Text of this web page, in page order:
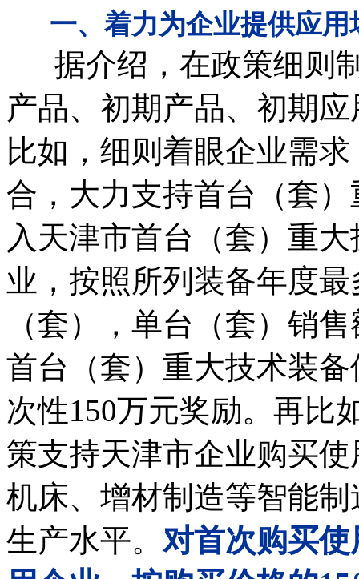
一、 着力为企业提供应
据介绍，在政策细则
产品、初期产品、初期
比如，细则着眼企业需
合，大力支持首台（套
入天津市首台（套）重
业，按照所列装备年度
（套），单台（套）销
首台（套）重大技术装
次性150万元奖励。再比
策支持天津市企业购买
机床、增材制造等智能
生产水平。 对首次购买使